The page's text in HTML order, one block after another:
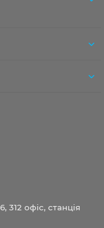
312 офіс, станція